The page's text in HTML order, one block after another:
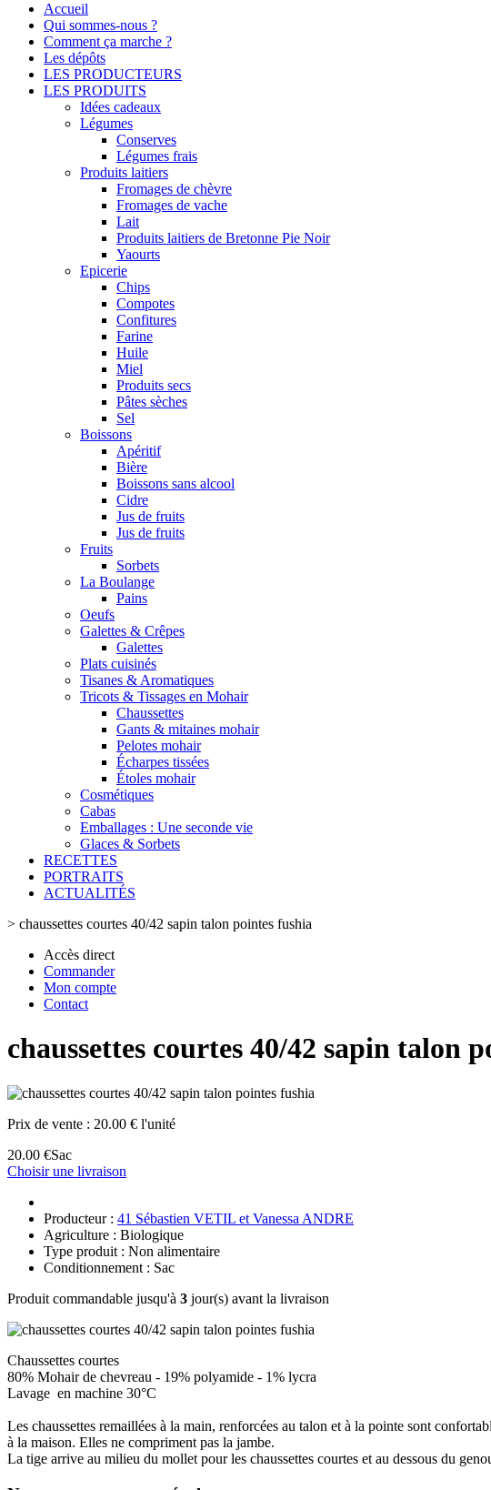
Accueil
Qui sommes-nous ?
Comment ça marche ?
Les dépôts
LES PRODUCTEURS
LES PRODUITS
Idées cadeaux
Légumes
Conserves
Légumes frais
Produits laitiers
Fromages de chèvre
Fromages de vache
Lait
Produits laitiers de Bretonne Pie Noir
Yaourts
Epicerie
Chips
Compotes
Confitures
Farine
Huile
Miel
Produits secs
Pâtes sèches
Sel
Boissons
Apéritif
Bière
Boissons sans alcool
Cidre
Jus de fruits
Jus de fruits
Fruits
Sorbets
La Boulange
Pains
Oeufs
Galettes & Crêpes
Galettes
Plats cuisinés
Tisanes & Aromatiques
Tricots & Tissages en Mohair
Chaussettes
Gants & mitaines mohair
Pelotes mohair
Écharpes tissées
Étoles mohair
Cosmétiques
Cabas
Emballages : Une seconde vie
Glaces & Sorbets
RECETTES
PORTRAITS
ACTUALITÉS
> chaussettes courtes 40/42 sapin talon pointes fushia
Accès direct
Commander
Mon compte
Contact
chaussettes courtes 40/42 sapin talon
Prix de vente : 20.00 € l'unité
20.00 €Sac
Choisir une livraison
Producteur : 41 Sébastien VETIL et Vanessa ANDRE
Agriculture : Biologique
Type produit : Non alimentaire
Conditionnement : Sac
Produit commandable jusqu'à 3 jour(s) avant la livraison
Chaussettes courtes
80% Mohair de chevreau - 19% polyamide - 1% lycra
Lavage en machine 30°C
Les chaussettes remaillées à la main, renforcées au talon et à la pointe sont
à la maison. Elles ne compriment pas la jambe.
La tige arrive au milieu du mollet pour les chaussettes courtes et au dessous du